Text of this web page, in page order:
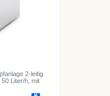
2-leitig
Liter/h, mit